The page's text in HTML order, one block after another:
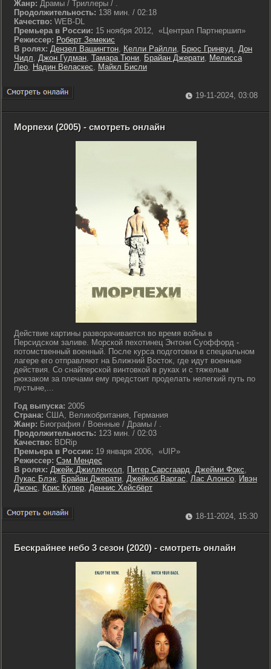
Жанр: Драмы / Триллеры / .
Продолжительность: 138 мин. / 02:18
Качество: WEB-DL
Премьера в России: 15 ноября 2012, «Централ Партнершип»
Режиссер: Роберт Земекис
В ролях: Дензел Вашингтон, Келли Райлли, Брюс Гринвуд, Дон
Чидл, Джон Гудман, Тамара Тюни, Брайан Джерати, Мелисса
Лео, Надин Веласкес, Майкл Бисли
19-11-2024, 03:08
Морпехи (2005) - смотреть онлайн
Действие картины разворачивается во время войны в
Персидском заливе. Морской пехотинец Энтони Суоффорд -
потомственный военный. После курса подготовки в специальном
лагере его отправляют на Ближний Восток, где идут военные
действия. Со снайперской винтовкой в руках и с тяжелым
рюкзаком за плечами ему предстоит проделать нелегкий путь по
пустыне,...
Год выпуска: 2005
Страна: США, Великобритания, Германия
Жанр: Биография / Военные / Драмы / .
Продолжительность: 123 мин. / 02:03
Качество: BDRip
Премьера в России: 19 января 2006, «UIP»
Режиссер: Сэм Мендес
В ролях: Джейк Джилленхол, Питер Сарсгаард, Джейми Фокс,
Лукас Блэк, Брайан Джерати, Джейкоб Варгас, Лас Алонсо, Ивэн
Джонс, Крис Купер, Деннис Хейсбёрт
18-11-2024, 15:30
Бескрайнее небо 3 сезон (2020) - смотреть онлайн